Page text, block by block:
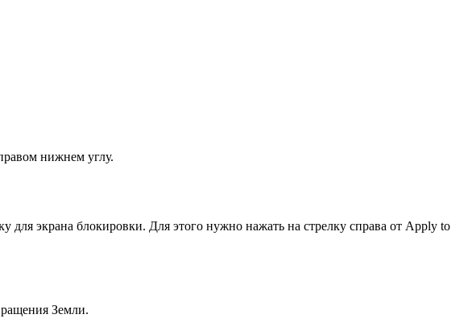
нижнем углу.
для экрана блокировки. Для этого нужно нажать на стрелку справа от Apply to
Земли.